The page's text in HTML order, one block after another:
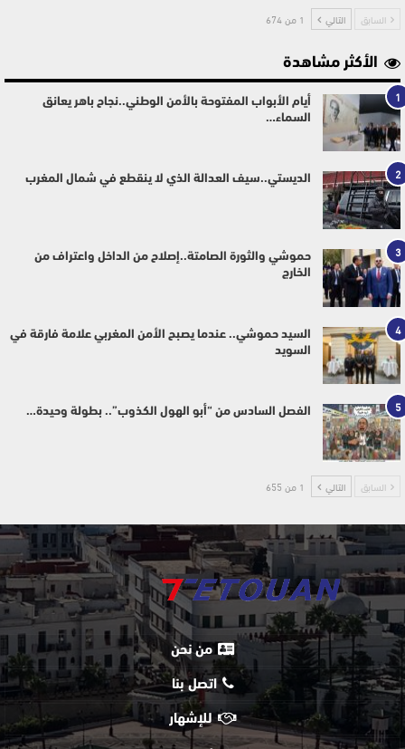
السابق التالي 1 من 674
الأكثر مشاهدة
1
أيام الأبواب المفتوحة بالأمن الوطني..نجاح باهر يعانق
السماء…
2 الديستي..سيف العدالة الذي لا ينقطع في شمال المغرب
3
حموشي والثورة الصامتة..إصلاح من الداخل واعتراف من
الخارج
4
السيد حموشي.. عندما يصبح الأمن المغربي علامة فارقة في
السويد
5 الفصل السادس من “أبو الهول الكذوب”.. بطولة وحيدة…
السابق التالي 1 من 655
من نحن
اتصل بنا
للإشهار